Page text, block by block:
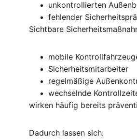
unkontrollierten
fehlender
Sichtbare
mobile
Sicherheitsmitarbeiter
regelmäßige
wechselnde
wirken häufig bereits
Dadurch lassen sich: